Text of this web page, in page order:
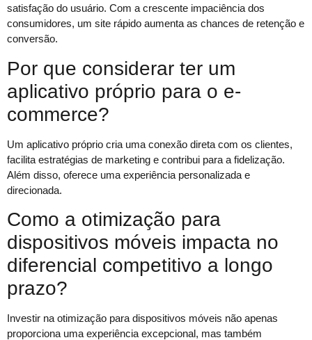
satisfação do usuário. Com a crescente impaciência dos
consumidores, um site rápido aumenta as chances de retenção e
conversão.
Por que considerar ter um
aplicativo próprio para o e-
commerce?
Um aplicativo próprio cria uma conexão direta com os clientes,
facilita estratégias de marketing e contribui para a fidelização.
Além disso, oferece uma experiência personalizada e
direcionada.
Como a otimização para
dispositivos móveis impacta no
diferencial competitivo a longo
prazo?
Investir na otimização para dispositivos móveis não apenas
proporciona uma experiência excepcional, mas também